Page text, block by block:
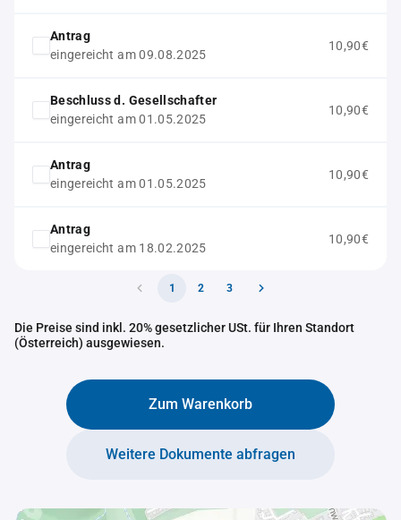
Antrag
eingereicht am 09.08.2025
10,90€
Beschluss d. Gesellschafter
eingereicht am 01.05.2025
10,90€
Antrag
eingereicht am 01.05.2025
10,90€
Antrag
eingereicht am 18.02.2025
10,90€
1 2 3
Die Preise sind inkl. 20% gesetzlicher USt. für Ihren Standort
(Österreich) ausgewiesen.
Zum Warenkorb
Weitere Dokumente abfragen